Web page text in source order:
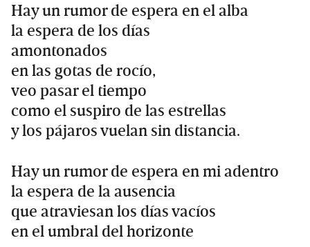
Hay un rumor de espera en el alba
la espera de los días
amontonados
en las gotas de rocío,
veo pasar el tiempo
como el suspiro de las estrellas
y los pájaros vuelan sin distancia.
Hay un rumor de espera en mi adentro
la espera de la ausencia
que atraviesan los días vacíos
en el umbral del horizonte